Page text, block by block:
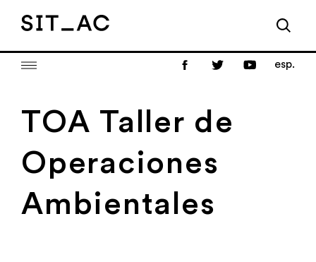
esp.
TOA Taller de
Operaciones
Ambientales